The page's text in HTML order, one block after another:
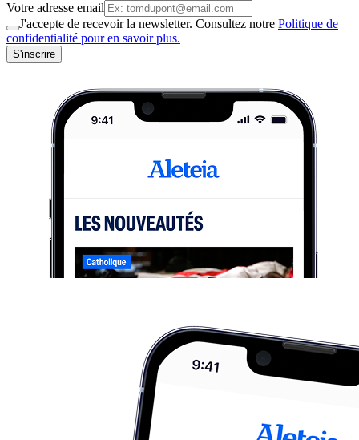
Votre adresse email
J'accepte de recevoir la newsletter. Consultez notre Politique de
confidentialité pour en savoir plus.
S'inscrire